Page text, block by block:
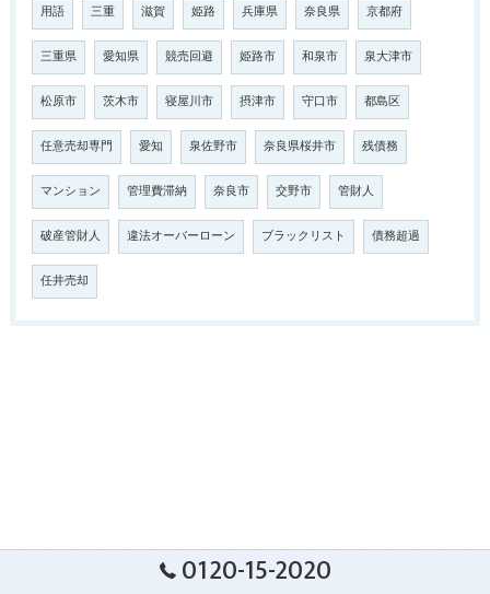
用語 三重 滋賀 姫路 兵庫県 奈良県 京都府
三重県 愛知県 競売回避 姫路市 和泉市 泉大津市
松原市 茨木市 寝屋川市 摂津市 守口市 都島区
任意売却専門 愛知 泉佐野市 奈良県桜井市 残債務
マンション 管理費滞納 奈良市 交野市 管財人
破産管財人 違法オーバーローン ブラックリスト 債務超過
任井売却
0120-15-2020